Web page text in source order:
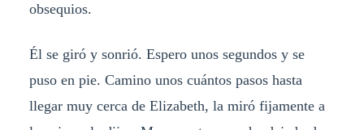
obsequios.
Él se giró y sonrió. Espero unos segundos y se
puso en pie. Camino unos cuántos pasos hasta
llegar muy cerca de Elizabeth, la miró fijamente a